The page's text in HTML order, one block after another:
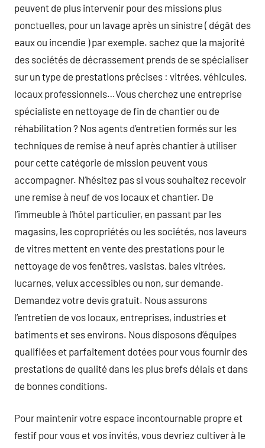
peuvent de plus intervenir pour des missions plus
ponctuelles, pour un lavage après un sinistre ( dégât des
eaux ou incendie ) par exemple. sachez que la majorité
des sociétés de décrassement prends de se spécialiser
sur un type de prestations précises : vitrées, véhicules,
locaux professionnels…Vous cherchez une entreprise
spécialiste en nettoyage de fin de chantier ou de
réhabilitation ? Nos agents d’entretien formés sur les
techniques de remise à neuf après chantier à utiliser
pour cette catégorie de mission peuvent vous
accompagner. N’hésitez pas si vous souhaitez recevoir
une remise à neuf de vos locaux et chantier. De
l’immeuble à l’hôtel particulier, en passant par les
magasins, les copropriétés ou les sociétés, nos laveurs
de vitres mettent en vente des prestations pour le
nettoyage de vos fenêtres, vasistas, baies vitrées,
lucarnes, velux accessibles ou non, sur demande.
Demandez votre devis gratuit. Nous assurons
l’entretien de vos locaux, entreprises, industries et
batiments et ses environs. Nous disposons d’équipes
qualifiées et parfaitement dotées pour vous fournir des
prestations de qualité dans les plus brefs délais et dans
de bonnes conditions.
Pour maintenir votre espace incontournable propre et
festif pour vous et vos invités, vous devriez cultiver à le